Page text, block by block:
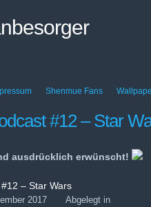
Shenmue Fans
#12 – Star
ausdrücklich erwünscht!
– Star Wars
2017
Abgelegt in